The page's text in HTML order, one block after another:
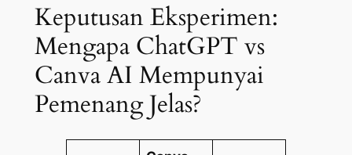
Keputusan Eksperimen:
Mengapa ChatGPT vs
Canva AI Mempunyai
Pemenang Jelas?